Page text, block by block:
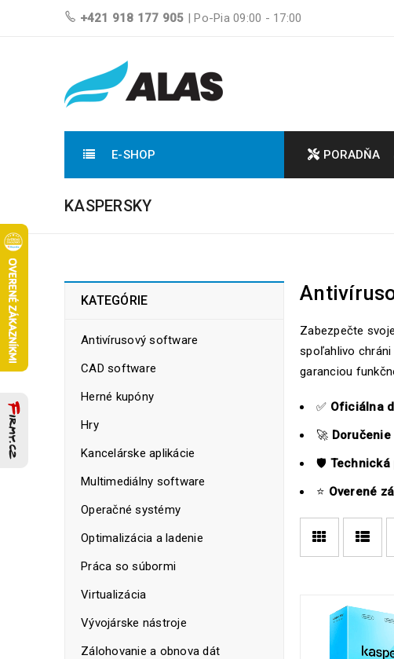
+421 918 177 905 | Po-Pia 09:00 - 17:00
E-SHOP PORADŇA
KASPERSKY
KATEGÓRIE
Antivírusový software
CAD software
Herné kupóny
Hry
Kancelárske aplikácie
Multimediálny software
Operačné systémy
Optimalizácia a ladenie
Práca so súbormi
Virtualizácia
Vývojárske nástroje
Zálohovanie a obnova dát
Zabezpečte
spoľahlivo
garanciou
✅ Oficiálna
🚀
🛡️ Technická
⭐ Overené